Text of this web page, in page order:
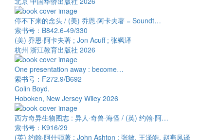
停不下来的念头 / (美) 乔恩·阿卡夫著 = Soundt…
索书号：B842.6-49/330
(美) 乔恩·阿卡夫著 ; Jon Acuff ; 张飒译
杭州 浙江教育出版社 2026
One presentation away : become…
索书号：F272.9/B692
Colin Boyd.
Hoboken, New Jersey Wiley 2026
西方奇异生物图志 : 异人·奇兽·海怪 / (英) 约翰·阿…
索书号：K916/29
(英) 约翰·阿什顿著 ; John Ashton ; 张敏, 王泽皓, 赵燕凤译